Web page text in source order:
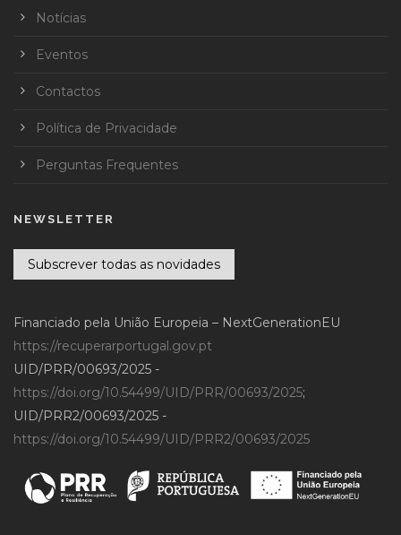
Notícias
Eventos
Contactos
Política de Privacidade
Perguntas Frequentes
NEWSLETTER
Subscrever todas as novidades
Financiado pela União Europeia – NextGenerationEU
https://recuperarportugal.gov.pt
UID/PRR/00693/2025 -
https://doi.org/10.54499/UID/PRR/00693/2025;
UID/PRR2/00693/2025 -
https://doi.org/10.54499/UID/PRR2/00693/2025